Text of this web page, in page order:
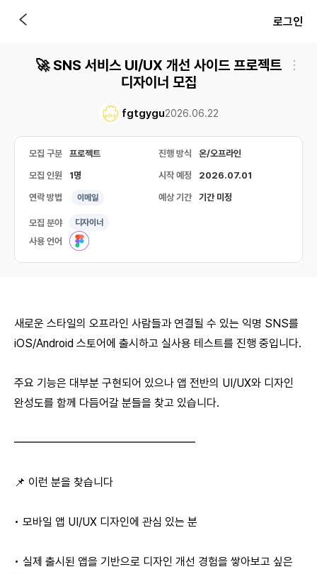
로그인
🚀 SNS 서비스 UI/UX 개선 사이드 프로젝트
디자이너 모집
fgtgygu2026.06.22
모집 구분 프로젝트 진행 방식 온/오프라인
모집 인원 1명 시작 예정 2026.07.01
연락 방법 이메일 예상 기간 기간 미정
모집 분야 디자이너
사용 언어
새로운 스타일의 오프라인 사람들과 연결될 수 있는 익명 SNS를
iOS/Android 스토어에 출시하고 실사용 테스트를 진행 중입니다.
주요 기능은 대부분 구현되어 있으나 앱 전반의 UI/UX와 디자인
완성도를 함께 다듬어갈 분들을 찾고 있습니다.
━━━━━━━━━━━━━━━━
📌 이런 분을 찾습니다
• 모바일 앱 UI/UX 디자인에 관심 있는 분
• 실제 출시된 앱을 기반으로 디자인 개선 경험을 쌓아보고 싶은